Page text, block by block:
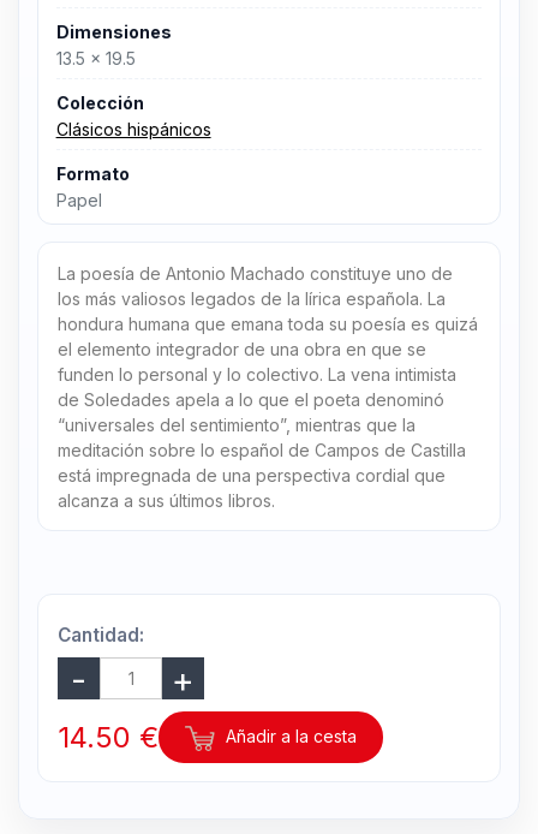
Dimensiones
13.5 x 19.5
Colección
Clásicos hispánicos
Formato
Papel
La poesía de Antonio Machado constituye uno de
los más valiosos legados de la lírica española. La
hondura humana que emana toda su poesía es quizá
el elemento integrador de una obra en que se
funden lo personal y lo colectivo. La vena intimista
de Soledades apela a lo que el poeta denominó
“universales del sentimiento”, mientras que la
meditación sobre lo español de Campos de Castilla
está impregnada de una perspectiva cordial que
alcanza a sus últimos libros.
Cantidad:
14.50 € Añadir a la cesta